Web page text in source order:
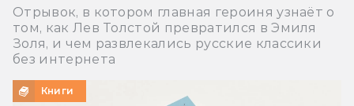
Отрывок, в котором главная героиня узнаёт о
том, как Лев Толстой превратился в Эмиля
Золя, и чем развлекались русские классики
без интернета
Книги